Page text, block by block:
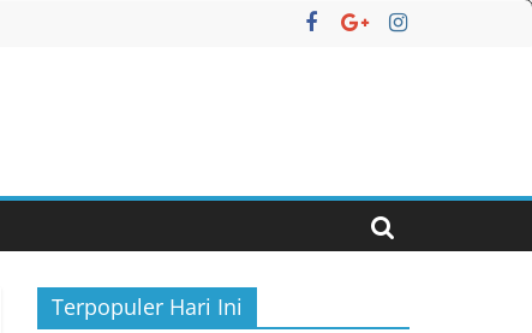
Terpopuler Hari Ini